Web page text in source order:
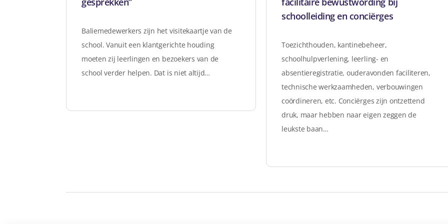
Baliemedewerkers zijn het visitekaartje van de
school. Vanuit een klantgerichte houding
moeten zij leerlingen en bezoekers van de
school verder helpen. Dat is niet altijd…
schoolleiding en conciërges
Toezichthouden, kantinebeheer,
schoolhulpverlening, leerling- en
absentieregistratie, ouderavonden faciliteren,
technische werkzaamheden, verbouwingen
coördineren, etc. Conciërges zijn ontzettend
druk, maar hebben naar eigen zeggen de
leukste baan…